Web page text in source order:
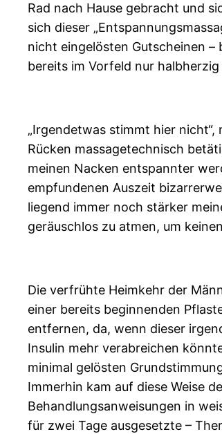
Rad nach Hause gebracht und
sich dieser
nicht eingelösten Gutscheinen
bereits im Vorfeld nur
„Irgendetwas stimmt hier
Rücken massagetechnisch
meinen Nacken entspannter
empfundenen Auszeit
liegend immer noch stärker
geräuschlos zu atmen, um
Die verfrühte Heimkehr der
einer bereits beginnenden
entfernen, da, wenn dieser
Insulin mehr verabreichen
minimal gelösten
Immerhin kam auf diese Weise
Behandlungsanweisungen in
für zwei Tage ausgesetzte –